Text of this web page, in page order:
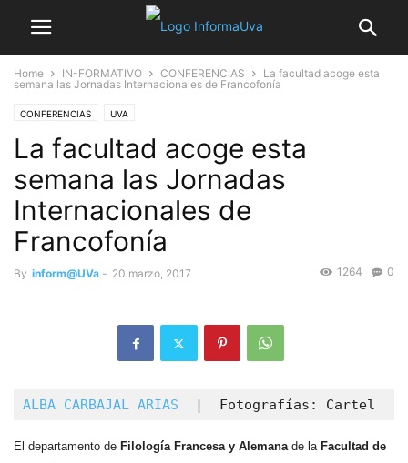
Home IN-FORMATIVO CONFERENCIAS
La facultad acoge esta
semana las Jornadas Internacionales de Francofonía
CONFERENCIAS UVA
La facultad acoge esta
semana las Jornadas
Internacionales de
Francofonía
By inform@UVa - 20 marzo, 2017 0
1264
ALBA CARBAJAL ARIAS |  Fotografías: Cartel
El departamento de Filología Francesa y Alemanade laFacultad de